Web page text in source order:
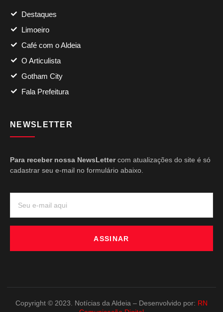
Destaques
Limoeiro
Café com o Aldeia
O Articulista
Gotham City
Fala Prefeitura
NEWSLETTER
Para receber nossa NewsLettercom atualizações do site é só
cadastrar seu e-mail no formulário abaixo.
ASSINAR
Copyright © 2023. Notícias da Aldeia – Desenvolvido por: RN